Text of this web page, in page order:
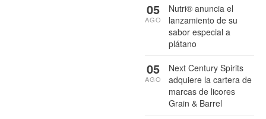
Nutri® anuncia el
lanzamiento de su
sabor especial a
plátano
05
AGO
Next Century Spirits
adquiere la cartera de
marcas de licores
Grain & Barrel
05
AGO